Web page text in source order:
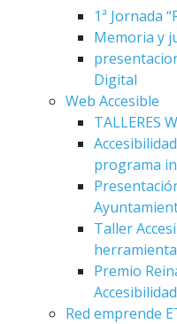
1ª Jornada
Memoria y
Digital
Web Accesible
TALLERES
programa
Taller
Premio
Red emprende